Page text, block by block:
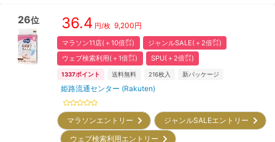
26位 36.4 円/枚 9,200円
マラソン11店(＋10倍㌽)
ジャンルSALE(＋2倍㌽)
ウェブ検索利用(＋1倍㌽)
SPU(＋2倍㌽)
1337ポイント 送料無料 216枚入 新パッケージ
姫路流通センター (Rakuten)
マラソンエントリー
ジャンルSALEエントリー
ウェブ検索利用エントリー